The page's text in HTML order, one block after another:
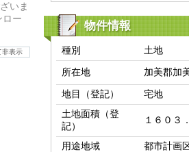
いま
ロー
非表示
物件情報
種別 土地
所在地
加美郡加
地目（登記）
宅地
土地面積（登
記）
１６０３
用途地域
都市計画